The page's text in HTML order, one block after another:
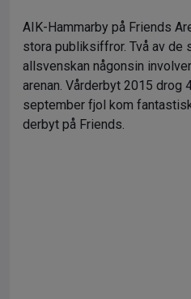
AIK-Hammarby på Friends
stora publiksiffror. Två av de
allsvenskan någonsin
arenan. Vårderbyt 2015 drog
september fjol kom
derbyt på Friends.